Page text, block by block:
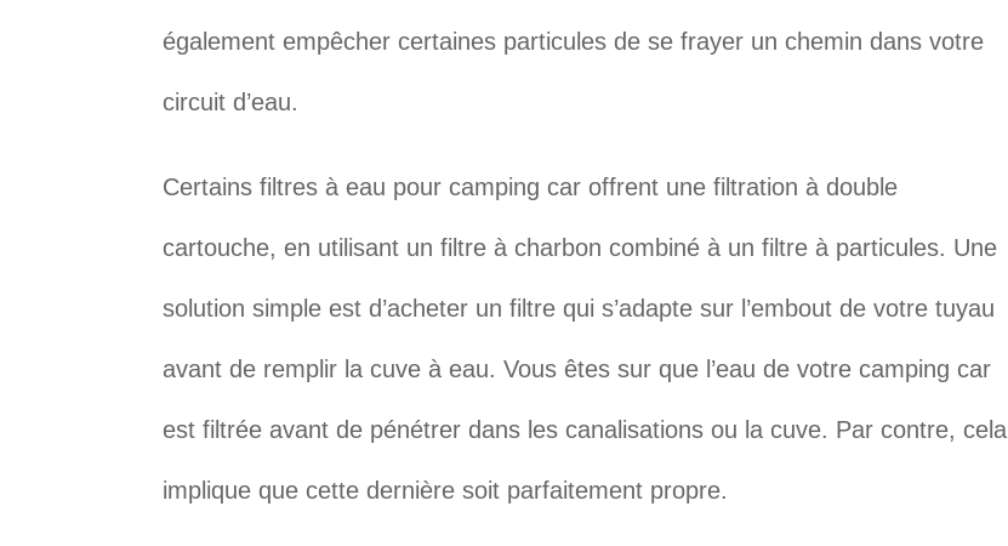
également empêcher certaines particules de se frayer un chemin dans votre
circuit d’eau.
Certains filtres à eau pour camping car offrent une filtration à double
cartouche, en utilisant un filtre à charbon combiné à un filtre à particules. Une
solution simple est d’acheter un filtre qui s’adapte sur l’embout de votre tuyau
avant de remplir la cuve à eau. Vous êtes sur que l’eau de votre camping car
est filtrée avant de pénétrer dans les canalisations ou la cuve. Par contre, cela
implique que cette dernière soit parfaitement propre.